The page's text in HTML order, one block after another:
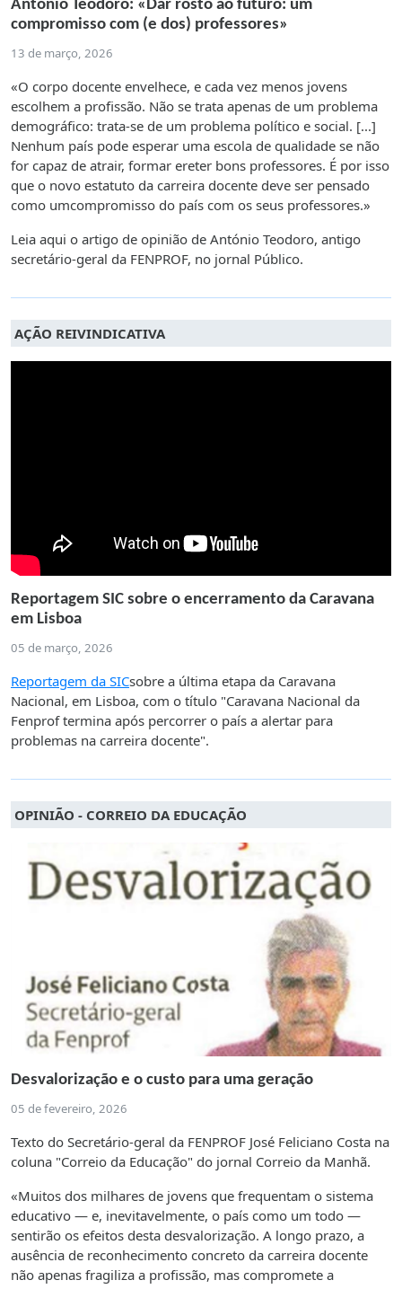
António Teodoro: «Dar rosto ao futuro: um
compromisso com (e dos) professores»
13 de março, 2026
«O corpo docente envelhece, e cada vez menos jovens
escolhem a profissão. Não se trata apenas de um problema
demográfico: trata-se de um problema político e social. [...]
Nenhum país pode esperar uma escola de qualidade se não
for capaz de atrair, formar ereter bons professores. É por isso
que o novo estatuto da carreira docente deve ser pensado
como umcompromisso do país com os seus professores.»
Leia aqui o artigo de opinião de António Teodoro, antigo
secretário-geral da FENPROF, no jornal Público.
AÇÃO REIVINDICATIVA
Reportagem SIC sobre o encerramento da Caravana
em Lisboa
05 de março, 2026
Reportagem da SICsobre a última etapa da Caravana
Nacional, em Lisboa, com o título "Caravana Nacional da
Fenprof termina após percorrer o país a alertar para
problemas na carreira docente".
OPINIÃO - CORREIO DA EDUCAÇÃO
Desvalorização e o custo para uma geração
05 de fevereiro, 2026
Texto do Secretário-geral da FENPROF José Feliciano Costa na
coluna "Correio da Educação" do jornal Correio da Manhã.
«Muitos dos milhares de jovens que frequentam o sistema
educativo — e, inevitavelmente, o país como um todo —
sentirão os efeitos desta desvalorização. A longo prazo, a
ausência de reconhecimento concreto da carreira docente
não apenas fragiliza a profissão, mas compromete a